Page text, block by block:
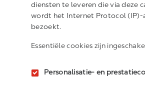
diensten te leveren die via deze
wordt het Internet Protocol (IP)-
bezoekt.
Essentiële cookies zijn
Personalisatie- en